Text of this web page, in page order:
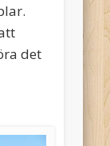
det